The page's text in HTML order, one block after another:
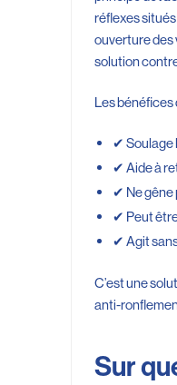
réflexes
ouverture des
solution
Les bénéfices
✔ Soulage
✔ Aide à
✔ Ne gêne
✔ Peut
✔ Agit
C’est une
anti-
Sur